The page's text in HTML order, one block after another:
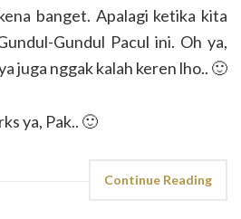
banget. Apalagi ketika kita
Gundul Pacul ini. Oh ya,
juga nggak kalah keren lho.. 🙂
ya, Pak.. 🙂
Continue Reading